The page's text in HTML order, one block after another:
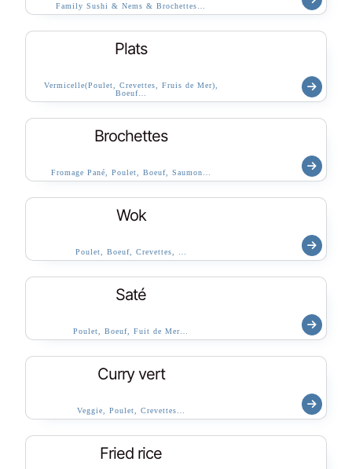
Family Sushi & Nems & Brochettes…
Plats
Vermicelle(Poulet, Crevettes, Fruis de Mer),
Boeuf…
Brochettes
Fromage Pané, Poulet, Boeuf, Saumon…
Wok
Poulet, Boeuf, Crevettes, …
Saté
Poulet, Boeuf, Fuit de Mer…
Curry vert
Veggie, Poulet, Crevettes…
Fried rice